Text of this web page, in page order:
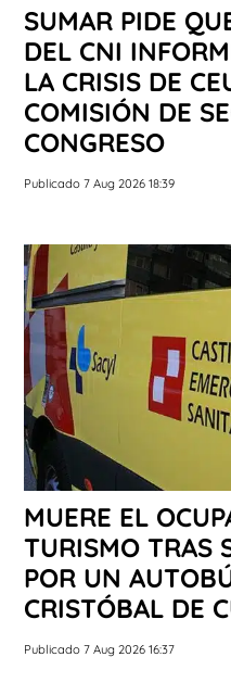
SUMAR PIDE
DEL CNI
LA CRISIS DE
COMISIÓN DE
CONGRESO
Publicado 7 Aug 2026 18:39
MUERE EL
TURISMO TRAS
POR UN
CRISTÓBAL DE
Publicado 7 Aug 2026 16:37